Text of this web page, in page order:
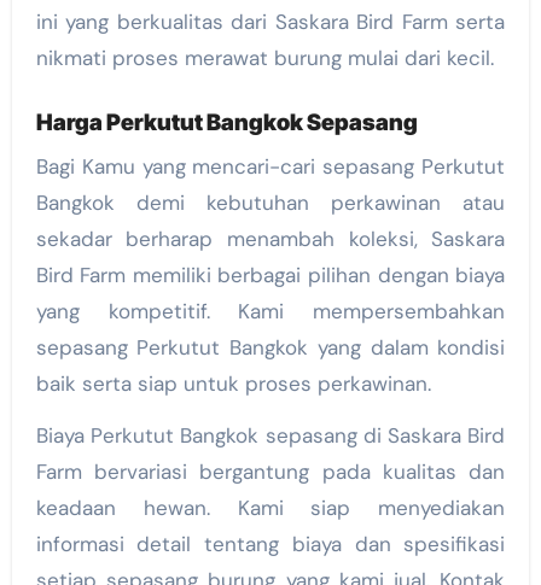
ini yang berkualitas dari Saskara Bird Farm serta
nikmati proses merawat burung mulai dari kecil.
Harga Perkutut Bangkok Sepasang
Bagi Kamu yang mencari-cari sepasang Perkutut
Bangkok demi kebutuhan perkawinan atau
sekadar berharap menambah koleksi, Saskara
Bird Farm memiliki berbagai pilihan dengan biaya
yang kompetitif. Kami mempersembahkan
sepasang Perkutut Bangkok yang dalam kondisi
baik serta siap untuk proses perkawinan.
Biaya Perkutut Bangkok sepasang di Saskara Bird
Farm bervariasi bergantung pada kualitas dan
keadaan hewan. Kami siap menyediakan
informasi detail tentang biaya dan spesifikasi